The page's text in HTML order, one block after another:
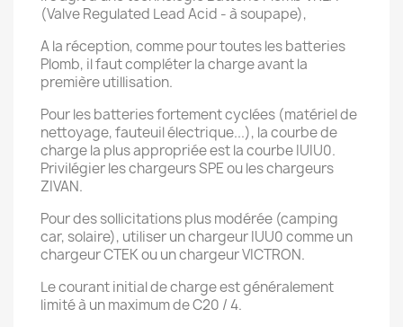
(Valve Regulated Lead Acid - à soupape),
A la réception, comme pour toutes les batteries
Plomb, il faut compléter la charge avant la
première utillisation.
Pour les batteries fortement cyclées (matériel de
nettoyage, fauteuil électrique...), la courbe de
charge la plus appropriée est la courbe IUIU0.
Privilégier les chargeurs SPE ou les chargeurs
ZIVAN.
Pour des sollicitations plus modérée (camping
car, solaire), utiliser un chargeur IUU0 comme un
chargeur CTEK ou un chargeur VICTRON.
Le courant initial de charge est généralement
limité à un maximum de C20 / 4.